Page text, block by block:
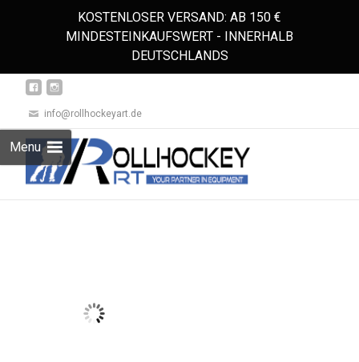
KOSTENLOSER VERSAND: AB 150 €
MINDESTEINKAUFSWERT - INNERHALB
DEUTSCHLANDS
info@rollhockeyart.de
Menu